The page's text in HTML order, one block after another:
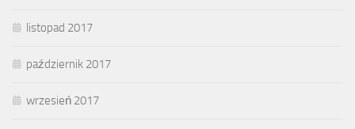
listopad 2017
październik 2017
wrzesień 2017